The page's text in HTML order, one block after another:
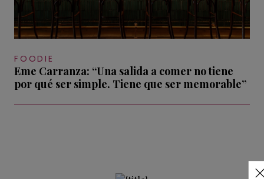
FOODIE
Eme Carranza: “Una salida a comer no tiene
por qué ser simple. Tiene que ser memorable”